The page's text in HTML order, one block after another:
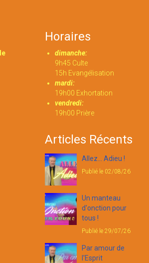
Horaires
dimanche:
9h45 Culte
15h Evangélisation
mardi:
19h00 Exhortation
vendredi:
19h00 Prière
Articles Récents
Allez... Adieu !
Publié le 02/08/26
Un manteau
d'onction pour
tous !
Publié le 29/07/26
Par amour de
l'Esprit